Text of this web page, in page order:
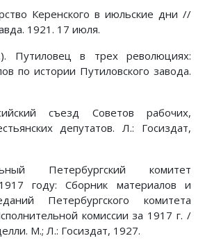
Керенского в июльские дни //
1921. 17 июля.
Путиловец в трех революциях:
по истории Путиловского завода.
съезд Советов рабочих,
депутатов. Л.: Госиздат,
Петербургский комитет
году: Сборник материалов и
Петербургского комитета
комиссии за 1917 г. /
М.; Л.: Госиздат, 1927.